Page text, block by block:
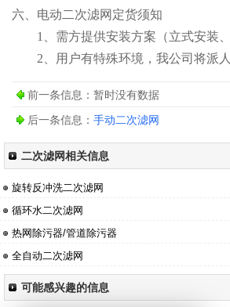
六、 电动二次滤网 定货须知
1、需方提供安装方案（立式安装、
2、用户有特殊环境，我公司将派人
前一条信息：暂时没有数据
后一条信息： 手动二次滤网
二次滤网相关信息
旋转反冲洗二次滤网
循环水二次滤网
热网除污器/管道除污器
全自动二次滤网
可能感兴趣的信息